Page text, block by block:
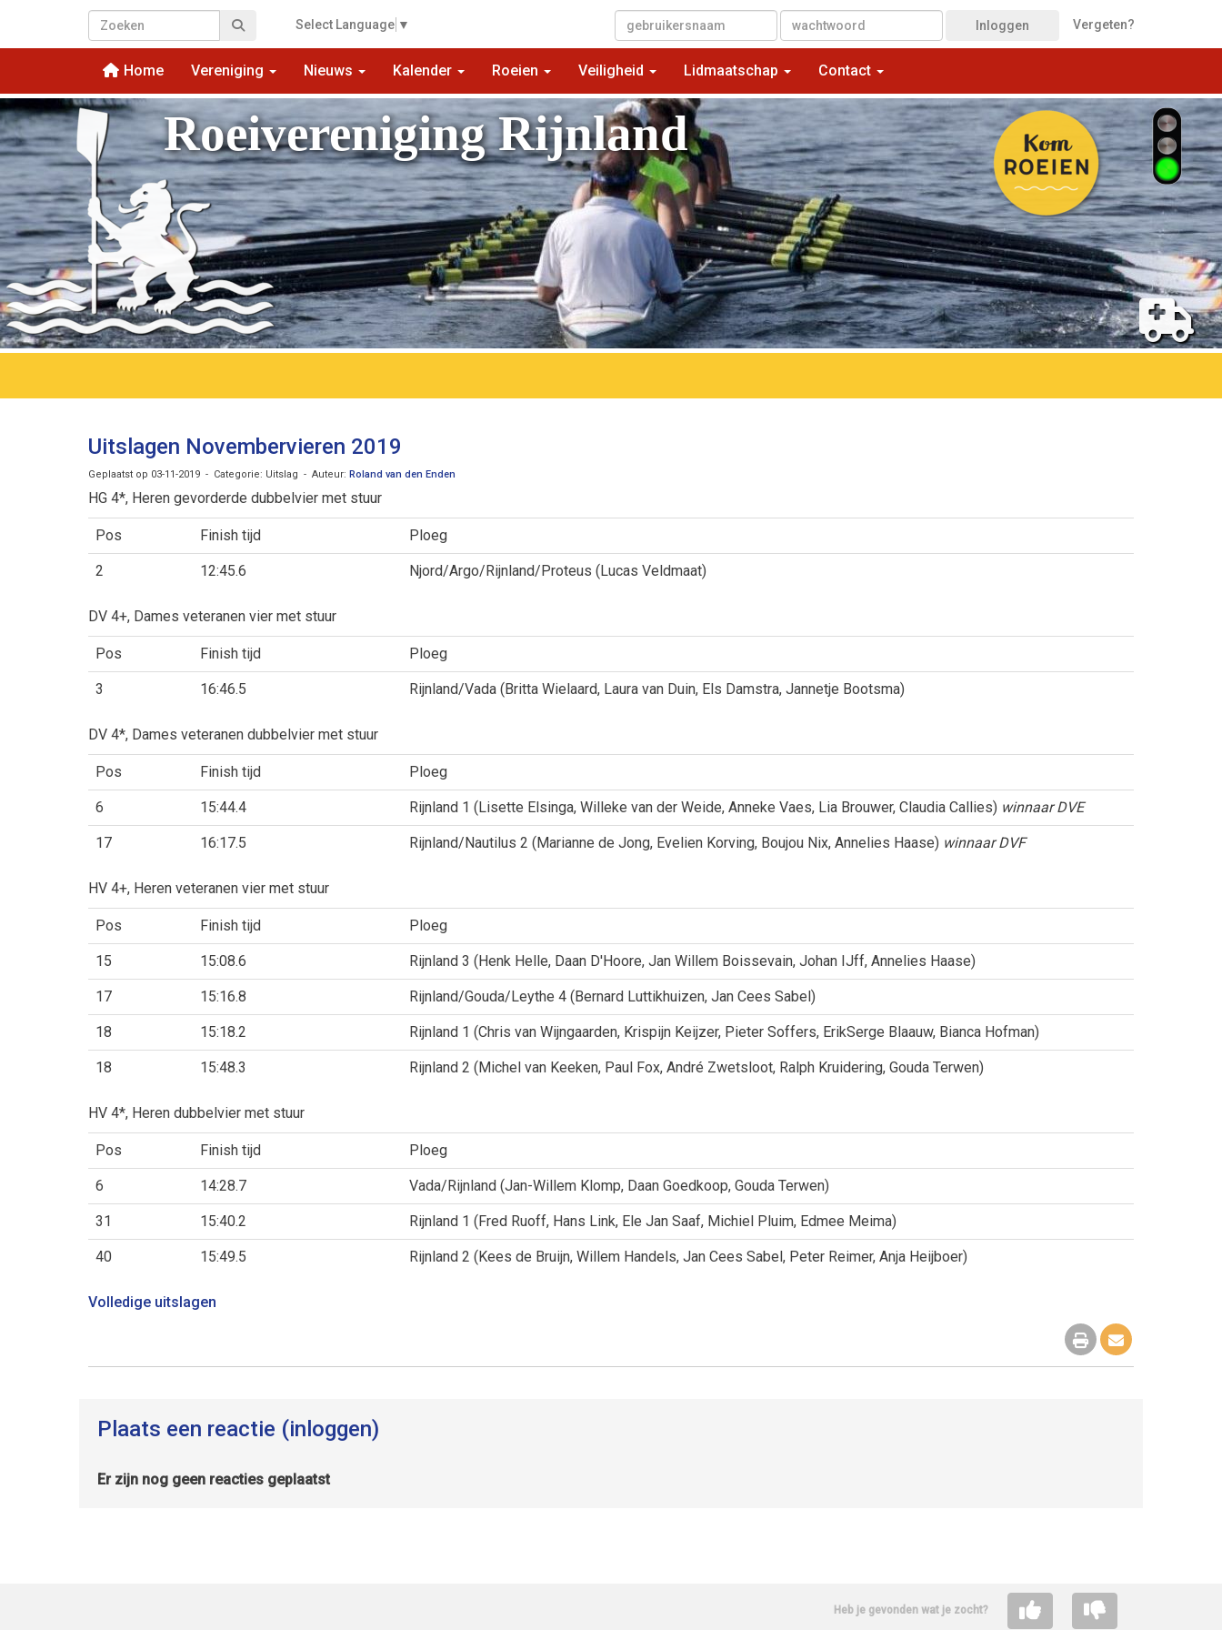
Select Language ▼ Inloggen Vergeten?
Home Vereniging Nieuws Kalender Roeien Veiligheid Lidmaatschap Contact
Roeivereniging Rijnland
Uitslagen Novembervieren 2019
Geplaatst op 03-11-2019 - Categorie: Uitslag - Auteur: Roland van den Enden
HG 4*, Heren gevorderde dubbelvier met stuur
Pos Finish tijd Ploeg
2 12:45.6 Njord/Argo/Rijnland/Proteus (Lucas Veldmaat)
DV 4+, Dames veteranen vier met stuur
Pos Finish tijd Ploeg
3 16:46.5 Rijnland/Vada (Britta Wielaard, Laura van Duin, Els Damstra, Jannetje Bootsma)
DV 4*, Dames veteranen dubbelvier met stuur
Pos Finish tijd Ploeg
6 15:44.4 Rijnland 1 (Lisette Elsinga, Willeke van der Weide, Anneke Vaes, Lia Brouwer, Claudia Callies) winnaar DVE
17 16:17.5 Rijnland/Nautilus 2 (Marianne de Jong, Evelien Korving, Boujou Nix, Annelies Haase) winnaar DVF
HV 4+, Heren veteranen vier met stuur
Pos Finish tijd Ploeg
15 15:08.6 Rijnland 3 (Henk Helle, Daan D'Hoore, Jan Willem Boissevain, Johan IJff, Annelies Haase)
17 15:16.8 Rijnland/Gouda/Leythe 4 (Bernard Luttikhuizen, Jan Cees Sabel)
18 15:18.2 Rijnland 1 (Chris van Wijngaarden, Krispijn Keijzer, Pieter Soffers, ErikSerge Blaauw, Bianca Hofman)
18 15:48.3 Rijnland 2 (Michel van Keeken, Paul Fox, André Zwetsloot, Ralph Kruidering, Gouda Terwen)
HV 4*, Heren dubbelvier met stuur
Pos Finish tijd Ploeg
6 14:28.7 Vada/Rijnland (Jan-Willem Klomp, Daan Goedkoop, Gouda Terwen)
31 15:40.2 Rijnland 1 (Fred Ruoff, Hans Link, Ele Jan Saaf, Michiel Pluim, Edmee Meima)
40 15:49.5 Rijnland 2 (Kees de Bruijn, Willem Handels, Jan Cees Sabel, Peter Reimer, Anja Heijboer)
Volledige uitslagen
Plaats een reactie (inloggen)
Er zijn nog geen reacties geplaatst
Heb je gevonden wat je zocht?